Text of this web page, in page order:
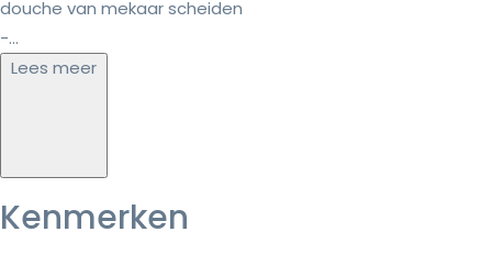
douche van mekaar scheiden
-...
Lees meer
Kenmerken